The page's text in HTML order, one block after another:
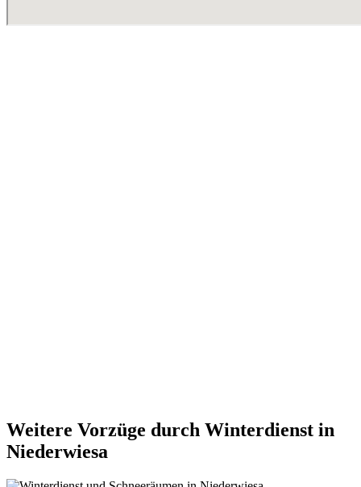
Weitere Vorzüge durch Winterdienst in
Niederwiesa